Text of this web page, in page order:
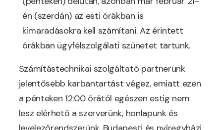
én (szerdán) az esti órákban is
kimaradásokra kell számítani. Az érintett
órákban ügyfélszolgálati szünetet tartunk.
Számítástechnikai szolgáltató partnerünk
jelentősebb karbantartást végez, emiatt ezen
a pénteken 12:00 órától egészen estig nem
lesz elérhető a szerverünk, honlapunk és